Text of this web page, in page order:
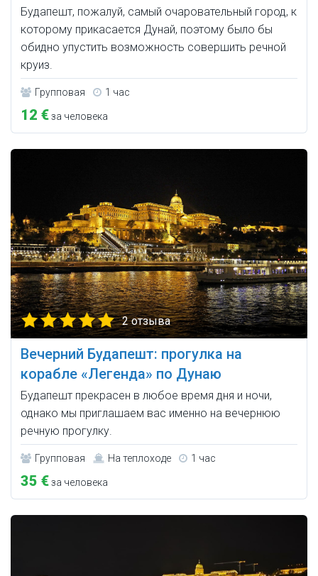
Будапешт, пожалуй, самый очаровательный город, к
которому прикасается Дунай, поэтому было бы
обидно упустить возможность совершить речной
круиз.
Групповая 1 час
12 €за человека
2 отзыва
Вечерний Будапешт: прогулка на
корабле «Легенда» по Дунаю
Будапешт прекрасен в любое время дня и ночи,
однако мы приглашаем вас именно на вечернюю
речную прогулку.
Групповая На теплоходе 1 час
35 €за человека